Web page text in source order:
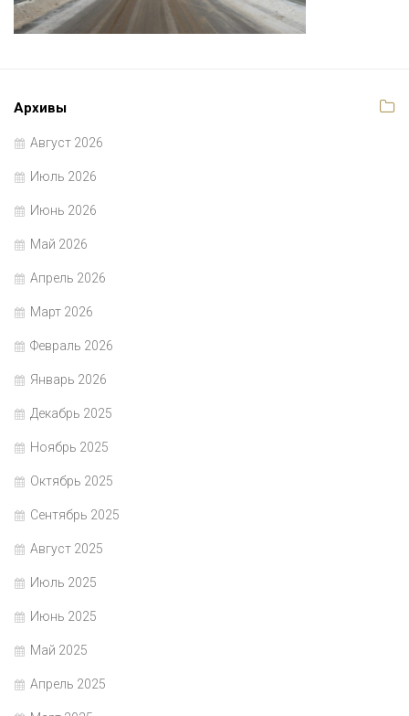
Архивы
Август 2026
Июль 2026
Июнь 2026
Май 2026
Апрель 2026
Март 2026
Февраль 2026
Январь 2026
Декабрь 2025
Ноябрь 2025
Октябрь 2025
Сентябрь 2025
Август 2025
Июль 2025
Июнь 2025
Май 2025
Апрель 2025